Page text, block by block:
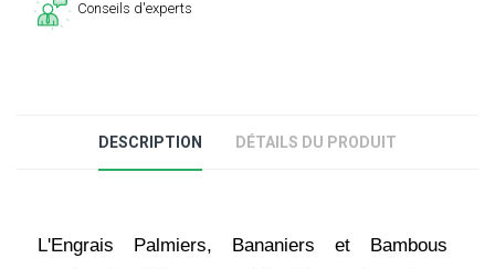
Conseils d'experts
DESCRIPTION DÉTAILS DU PRODUIT
L'Engrais Palmiers, Bananiers et Bambous